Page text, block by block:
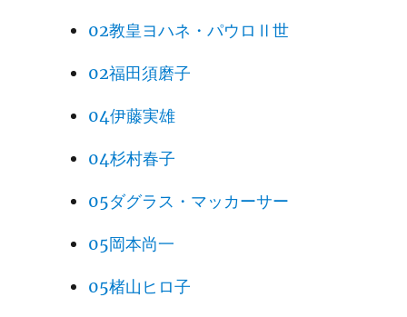
02教皇ヨハネ・パウロⅡ世
02福田須磨子
04伊藤実雄
04杉村春子
05ダグラス・マッカーサー
05岡本尚一
05楮山ヒロ子